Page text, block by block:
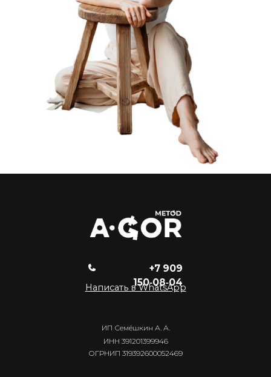
ИП Семёшкин А. А.
ИНН 391201399946
ОГРНИП 319392600052469
+7 909
150‑08‑04
Написать в WhatsApp